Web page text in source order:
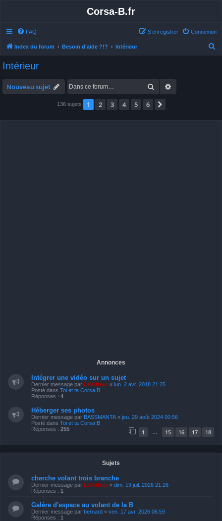
Corsa-B.fr
FAQ Connexion
S’enregistrer
Index du forum Besoin d'aide ?!? Intérieur
Intérieur
Nouveau sujet Rechercher
136 sujets 1 2 3 4 5 6
Annonces
Intégrer une vidéo sur un sujet
Dernier message par LeKiffeur « lun. 2 avr. 2018 21:25
Posté dans Toi et ta Corsa B
Réponses : 4
Héberger ses photos
Dernier message par BASSMANTA « jeu. 29 août 2024 00:56
Posté dans Toi et ta Corsa B
Réponses : 255 1 15 16 17 18
Sujets
cherche volant trois branche
Dernier message par LeKiffeur « dim. 19 juil. 2026 21:26
Réponses : 1
Galère d'espace au volant de la B
Dernier message par bernard « ven. 17 avr. 2026 06:59
Réponses : 1